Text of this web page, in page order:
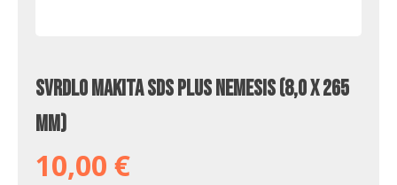
Svrdlo Makita SDS Plus Nemesis (8,0 x 265
mm)
10,00 €